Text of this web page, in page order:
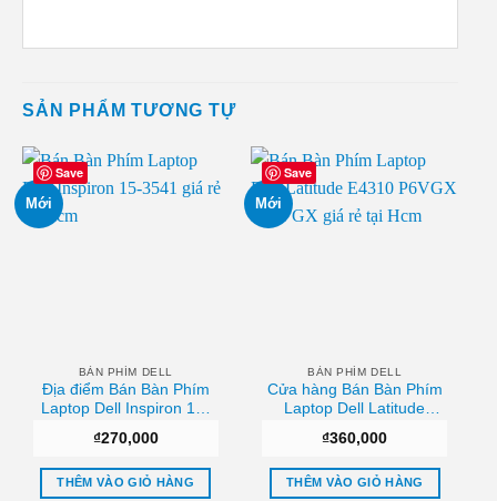
SẢN PHẨM TƯƠNG TỰ
Save
Mới
BÀN PHÍM DELL
Địa điểm Bán Bàn Phím
Laptop Dell Inspiron 15-
₫270,000
THÊM VÀO GIỎ HÀNG
Save
Mới
BÀN PHÍM DELL
Cửa hàng Bán Bàn Phím
Laptop Dell Latitude
Uy tín
₫360,000
THÊM VÀO GIỎ HÀNG